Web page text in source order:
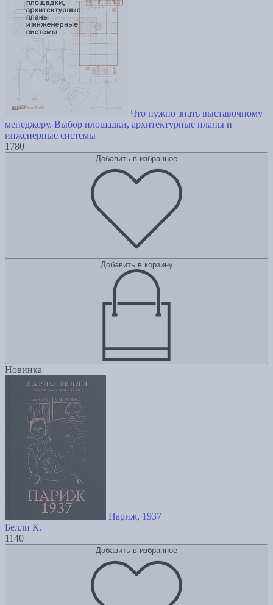
Что нужно знать выставочному
менеджеру. Выбор площадки, архитектурные планы и
инженерные системы
1780
Добавить в избранное
Добавить в корзину
Новинка
Париж, 1937
Белли К.
1140
Добавить в избранное